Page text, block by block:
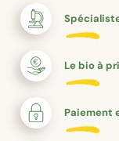
Le bio à
Paiement